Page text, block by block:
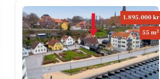
1.895.000 kr
55 m2